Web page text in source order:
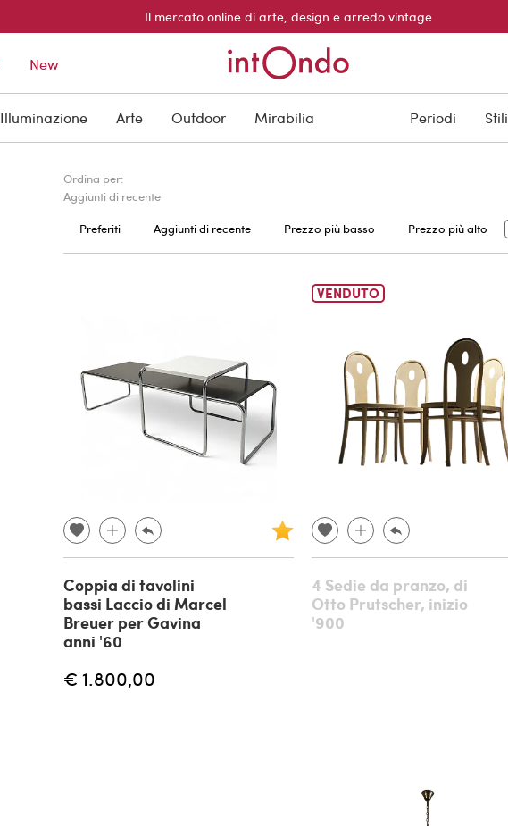
Il mercato online di arte, design e arredo vintage
New
Illuminazione Arte Outdoor Mirabilia Periodi Stili
Ordina per:
Aggiunti di recente
Preferiti
Aggiunti di recente Prezzo più basso Prezzo più alto
Coppia di tavolini
bassi Laccio di Marcel
Breuer per Gavina
anni '60
€ 1.800,00
VENDUTO
4 Sedie da pranzo, di
Otto Prutscher, inizio
'900